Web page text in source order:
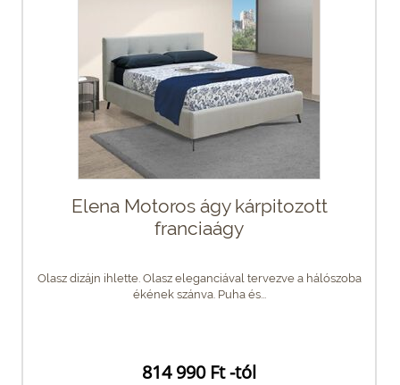
Elena Motoros ágy kárpitozott
franciaágy
Olasz dizájn ihlette. Olasz eleganciával tervezve a hálószoba
ékének szánva. Puha és...
814 990 Ft -tól